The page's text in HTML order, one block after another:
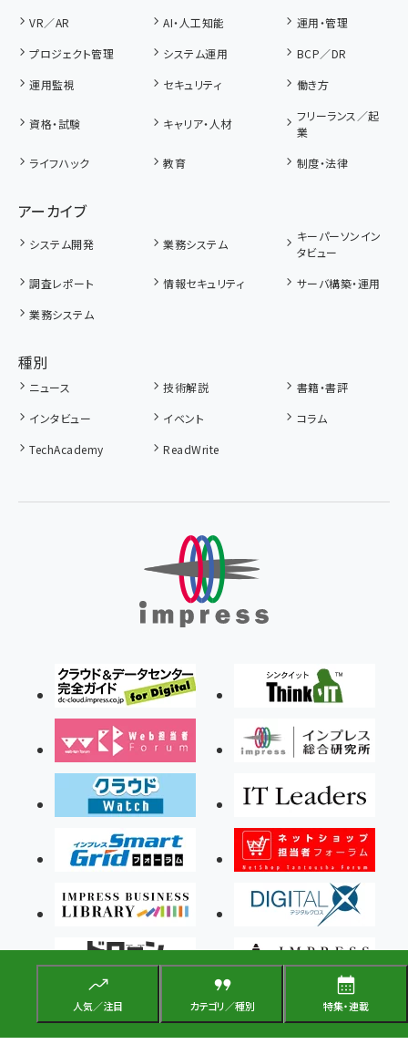
人気／注目 カテゴリ／種別 特集・連載
VR／AR
AI・人工知能
運用・管理
プロジェクト管理
システム運用
BCP／DR
運用監視
セキュリティ 働き方
資格・試験 キャリア・人材
フリーランス／起
業
ライフハック
教育 制度・法律
アーカイブ
システム開発 業務システム
キーパーソンイン
タビュー
調査レポート
情報セキュリティ
サーバ構築・運用
業務システム
種別
ニュース 技術解説
書籍・書評
インタビュー
イベント
コラム
TechAcademy
ReadWrite